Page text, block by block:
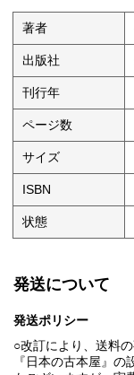
著者
出版社
刊行年
ページ数
サイズ
ISBN
状態
発送について
発送ポリシー
○改訂により、送料
『日本の古本屋』